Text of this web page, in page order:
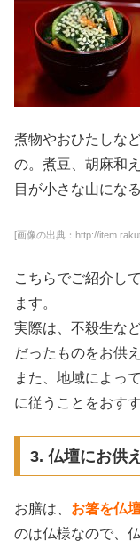
煮物やおひたしな
の。煮豆、胡麻和
目が小さな山にな
[画像の出典：http://
こちらでご紹介し
ます。
実際は、不殺生な
だったものをお供
また、地域によっ
に従うことをおす
3. 仏壇にお供
お膳は、 お箸を仏
のは仏様なので、